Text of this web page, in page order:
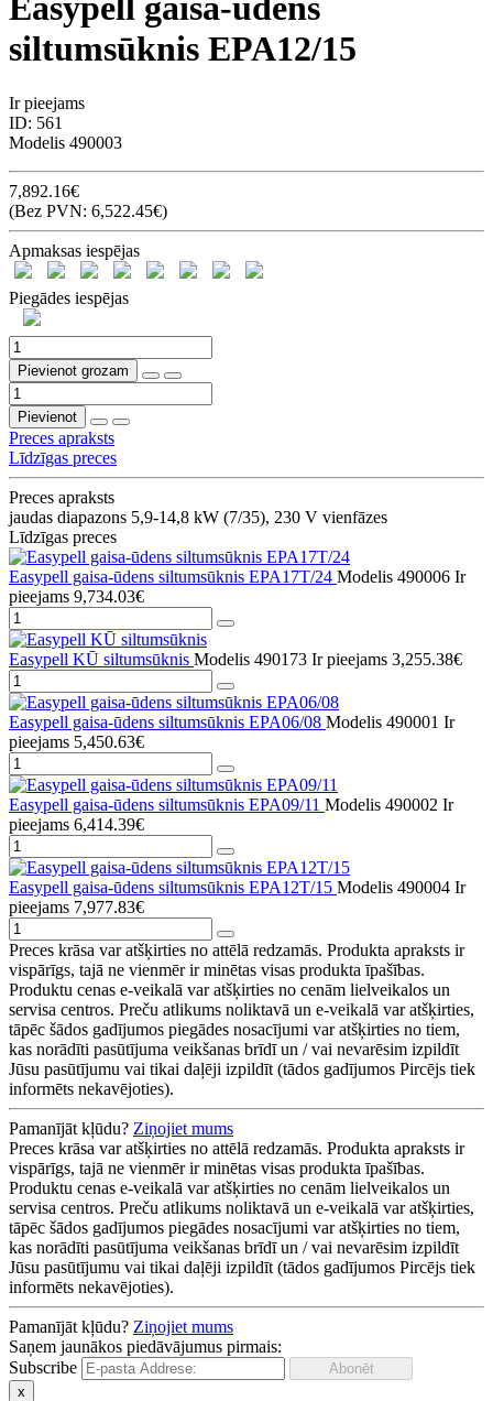
Easypell gaisa-ūdens
siltumsūknis EPA12/15
Ir pieejams
ID: 561
Modelis 490003
7,892.16€
(Bez PVN: 6,522.45€)
Apmaksas iespējas
Piegādes iespējas
Pievienot grozam
Pievienot
Preces apraksts
Līdzīgas preces
Preces apraksts
jaudas diapazons 5,9-14,8 kW (7/35), 230 V vienfāzes
Līdzīgas preces
Easypell gaisa-ūdens siltumsūknis EPA17T/24 Modelis 490006 Ir
pieejams 9,734.03€
Easypell KŪ siltumsūknis Modelis 490173 Ir pieejams 3,255.38€
Easypell gaisa-ūdens siltumsūknis EPA06/08 Modelis 490001 Ir
pieejams 5,450.63€
Easypell gaisa-ūdens siltumsūknis EPA09/11 Modelis 490002 Ir
pieejams 6,414.39€
Easypell gaisa-ūdens siltumsūknis EPA12T/15 Modelis 490004 Ir
pieejams 7,977.83€
Preces krāsa var atšķirties no attēlā redzamās. Produkta apraksts ir
vispārīgs, tajā ne vienmēr ir minētas visas produkta īpašības.
Produktu cenas e-veikalā var atšķirties no cenām lielveikalos un
servisa centros. Preču atlikums noliktavā un e-veikalā var atšķirties,
tāpēc šādos gadījumos piegādes nosacījumi var atšķirties no tiem,
kas norādīti pasūtījuma veikšanas brīdī un / vai nevarēsim izpildīt
Jūsu pasūtījumu vai tikai daļēji izpildīt (tādos gadījumos Pircējs tiek
informēts nekavējoties).
Pamanījāt kļūdu? Ziņojiet mums
Preces krāsa var atšķirties no attēlā redzamās. Produkta apraksts ir
vispārīgs, tajā ne vienmēr ir minētas visas produkta īpašības.
Produktu cenas e-veikalā var atšķirties no cenām lielveikalos un
servisa centros. Preču atlikums noliktavā un e-veikalā var atšķirties,
tāpēc šādos gadījumos piegādes nosacījumi var atšķirties no tiem,
kas norādīti pasūtījuma veikšanas brīdī un / vai nevarēsim izpildīt
Jūsu pasūtījumu vai tikai daļēji izpildīt (tādos gadījumos Pircējs tiek
informēts nekavējoties).
Pamanījāt kļūdu? Ziņojiet mums
Saņem jaunākos piedāvājumus pirmais:
Subscribe
x